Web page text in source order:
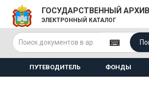
ГОСУДАРСТВЕННЫЙ
ЭЛЕКТРОННЫЙ КАТАЛОГ
ПУТЕВОДИТЕЛЬ ФОНДЫ